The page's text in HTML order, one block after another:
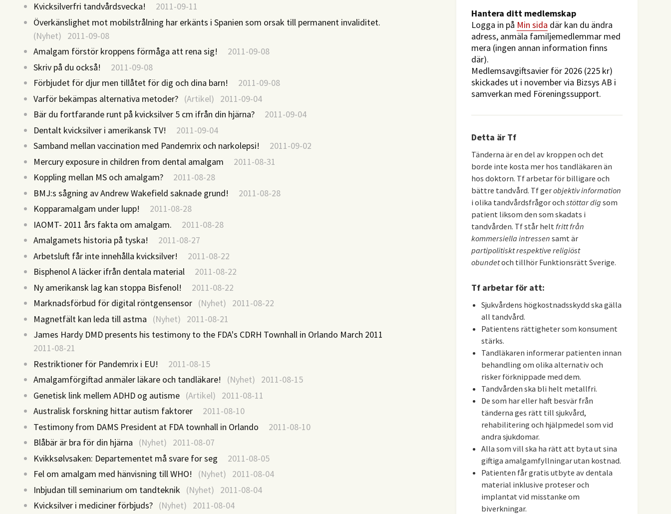
Kvicksilverfri tandvårdsvecka! 2011-09-11
Överkänslighet mot mobilstrålning har erkänts i Spanien som orsak till permanent invaliditet.
(Nyhet) 2011-09-08
Amalgam förstör kroppens förmåga att rena sig! 2011-09-08
Skriv på du också! 2011-09-08
Förbjudet för djur men tillåtet för dig och dina barn! 2011-09-08
Varför bekämpas alternativa metoder? (Artikel) 2011-09-04
Bär du fortfarande runt på kvicksilver 5 cm ifrån din hjärna? 2011-09-04
Dentalt kvicksilver i amerikansk TV! 2011-09-04
Samband mellan vaccination med Pandemrix och narkolepsi! 2011-09-02
Mercury exposure in children from dental amalgam 2011-08-31
Koppling mellan MS och amalgam? 2011-08-28
BMJ:s sågning av Andrew Wakefield saknade grund! 2011-08-28
Kopparamalgam under lupp! 2011-08-28
IAOMT- 2011 års fakta om amalgam. 2011-08-28
Amalgamets historia på tyska! 2011-08-27
Arbetsluft får inte innehålla kvicksilver! 2011-08-22
Bisphenol A läcker ifrån dentala material 2011-08-22
Ny amerikansk lag kan stoppa Bisfenol! 2011-08-22
Marknadsförbud för digital röntgensensor (Nyhet) 2011-08-22
Magnetfält kan leda till astma (Nyhet) 2011-08-21
James Hardy DMD presents his testimony to the FDA's CDRH Townhall in Orlando March 2011
2011-08-21
Restriktioner för Pandemrix i EU! 2011-08-15
Amalgamförgiftad anmäler läkare och tandläkare! (Nyhet) 2011-08-15
Genetisk link mellem ADHD og autisme (Artikel) 2011-08-11
Australisk forskning hittar autism faktorer 2011-08-10
Testimony from DAMS President at FDA townhall in Orlando 2011-08-10
Blåbär är bra för din hjärna (Nyhet) 2011-08-07
Kvikksølvsaken: Departementet må svare for seg 2011-08-05
Fel om amalgam med hänvisning till WHO! (Nyhet) 2011-08-04
Inbjudan till seminarium om tandteknik (Nyhet) 2011-08-04
Kvicksilver i mediciner förbjuds? (Nyhet) 2011-08-04
Hantera ditt medlemskap
Logga in på Min sida där kan du ändra
adress, anmäla familjemedlemmar med
mera (ingen annan information finns
där).
Medlemsavgiftsavier för 2026 (225 kr)
skickades ut i november via Bizsys AB i
samverkan med Föreningssupport.
Detta är Tf
Tänderna är en del av kroppen och det
borde inte kosta mer hos tandläkaren än
hos doktorn. Tf arbetar för billigare och
bättre tandvård. Tf gerobjektiv information
i olika tandvårdsfrågor och stöttar dig som
patient liksom den som skadats i
tandvården. Tf står helt fritt från
kommersiella intressen samt är
partipolitiskt respektive religiöst
obundetoch tillhör Funktionsrätt Sverige.
Tf arbetar för att:
Sjukvårdens högkostnadsskydd ska gälla
all tandvård.
Patientens rättigheter som konsument
stärks.
Tandläkaren informerar patienten innan
behandling om olika alternativ och
risker förknippade med dem.
Tandvården ska bli helt metallfri.
De som har eller haft besvär från
tänderna ges rätt till sjukvård,
rehabilitering och hjälpmedel som vid
andra sjukdomar.
Alla som vill ska ha rätt att byta ut sina
giftiga amalgamfyllningar utan kostnad.
Patienten får gratis utbyte av dentala
material inklusive proteser och
implantat vid misstanke om
biverkningar.